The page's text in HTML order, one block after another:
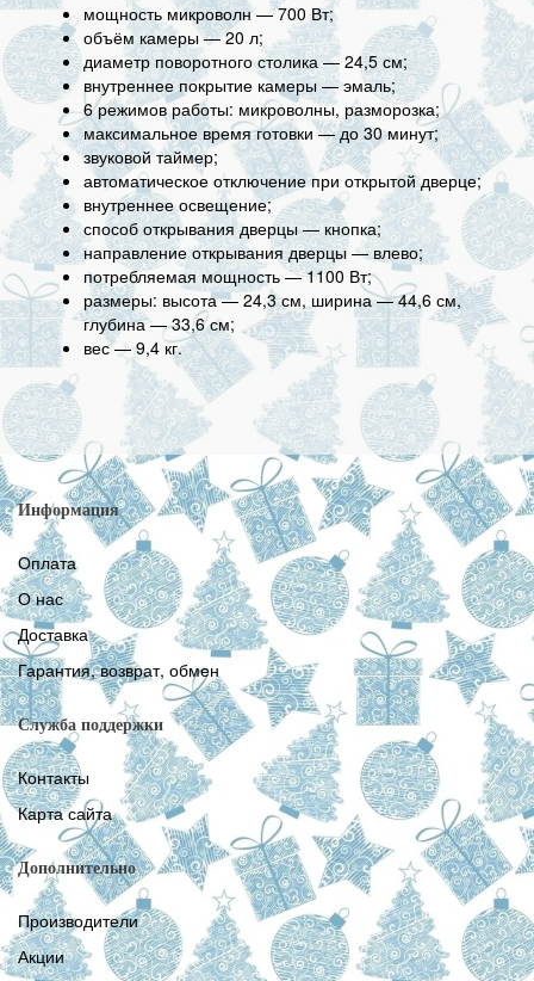
мощность микроволн — 700 Вт;
объём камеры — 20 л;
диаметр поворотного столика — 24,5 см;
внутреннее покрытие камеры — эмаль;
6 режимов работы: микроволны, разморозка;
максимальное время готовки — до 30 минут;
звуковой таймер;
автоматическое отключение при открытой дверце;
внутреннее освещение;
способ открывания дверцы — кнопка;
направление открывания дверцы — влево;
потребляемая мощность — 1100 Вт;
размеры: высота — 24,3 см, ширина — 44,6 см,
глубина — 33,6 см;
вес — 9,4 кг.
Информация
Оплата
О нас
Доставка
Гарантия, возврат, обмен
Служба поддержки
Контакты
Карта сайта
Дополнительно
Производители
Акции